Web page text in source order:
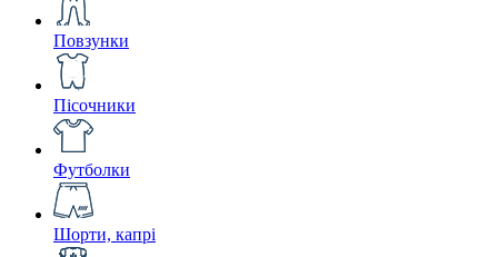
Повзунки
Пісочники
Футболки
Шорти, капрі